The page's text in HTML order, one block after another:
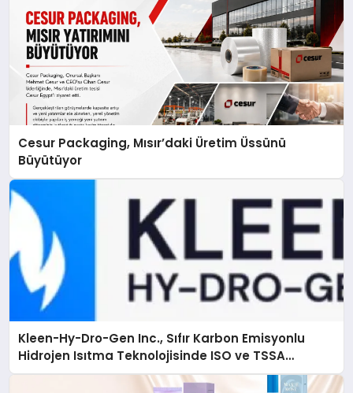
Cesur Packaging, Mısır’daki Üretim Üssünü
Büyütüyor
Kleen-Hy-Dro-Gen Inc., Sıfır Karbon Emisyonlu
Hidrojen Isıtma Teknolojisinde ISO ve TSSA
Düzenleyici Onaylarını Aldı